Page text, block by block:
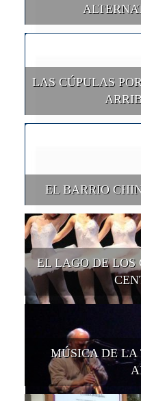
LAS CÚPULAS
EL BARRIO
EL LAGO DE LOS
MÚSICA DE LA